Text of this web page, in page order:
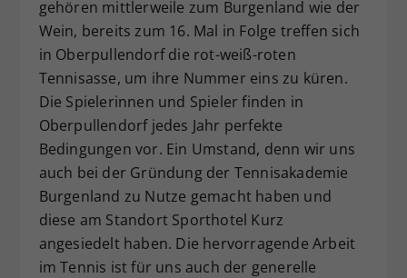
gehören mittlerweile zum Burgenland wie der
Wein, bereits zum 16. Mal in Folge treffen sich
in Oberpullendorf die rot-weiß-roten
Tennisasse, um ihre Nummer eins zu küren.
Die Spielerinnen und Spieler finden in
Oberpullendorf jedes Jahr perfekte
Bedingungen vor. Ein Umstand, denn wir uns
auch bei der Gründung der Tennisakademie
Burgenland zu Nutze gemacht haben und
diese am Standort Sporthotel Kurz
angesiedelt haben. Die hervorragende Arbeit
im Tennis ist für uns auch der generelle